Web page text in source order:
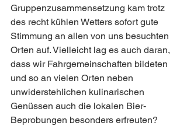
Gruppenzusammensetzung kam trotz
des recht kühlen Wetters sofort gute
Stimmung an allen von uns besuchten
Orten auf. Vielleicht lag es auch daran,
dass wir Fahrgemeinschaften bildeten
und so an vielen Orten neben
unwiderstehlichen kulinarischen
Genüssen auch die lokalen Bier-
Beprobungen besonders erfreuten?